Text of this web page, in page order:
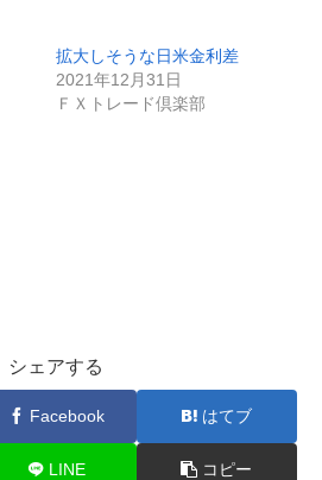
拡大しそうな日米金利差
2021年12月31日
ＦＸトレード倶楽部
シェアする
Facebook はてブ
LINE コピー